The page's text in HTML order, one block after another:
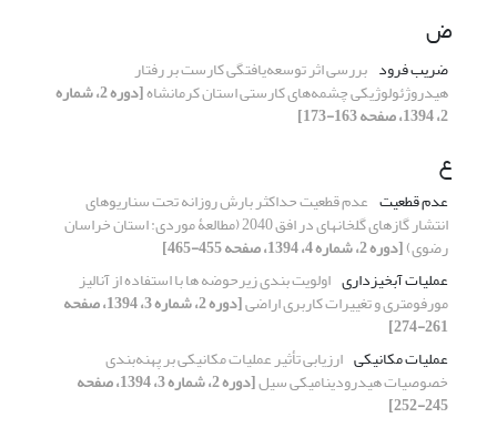
ض
ضریب فرود بررسی اثر توسعه‌یافتگی کارست بر رفتار
هیدروژئولوژیکی چشمه‌های کارستی استان کرمانشاه [دوره 2، شماره
2، 1394، صفحه 163-173]
ع
عدم قطعیت عدم قطعیت حداکثر بارش روزانه تحت سناریوهای
انتشار گازهای گلخانه‏ای در افق 2040 (مطالعۀ موردی: استان خراسان
رضوی)[دوره 2، شماره 4، 1394، صفحه 455-465]
عملیات آبخیزداری اولویت‏ بندی زیرحوضه‏ ها با استفاده از آنالیز
مورفومتری و تغییرات کاربری اراضی [دوره 2، شماره 3، 1394، صفحه
261-274]
عملیات مکانیکی ارزیابی تأثیر عملیات مکانیکی بر پهنه‌بندی
خصوصیات هیدرودینامیکی سیل [دوره 2، شماره 3، 1394، صفحه
245-252]